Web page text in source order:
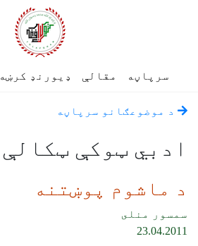
سرپاڼه مقالې ډیورنډ کرښه
د موضوعګانو سرپاڼه
ادبي ټوکې ټکالې
د ماشوم پوښتنه
سمسور منلى
23.04.2011